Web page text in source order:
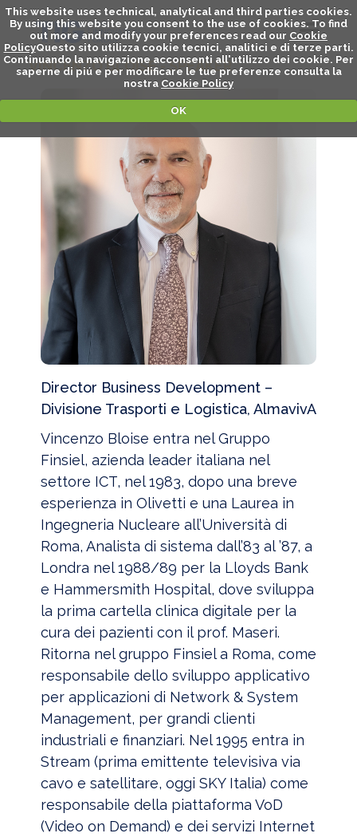
This website uses technical, analytical and third parties cookies.
By using this website you consent to the use of cookies. To find
out more and modify your preferences read our Cookie
PolicyQuesto sito utilizza cookie tecnici, analitici e di terze parti.
Continuando la navigazione acconsenti all'utilizzo dei cookie. Per
saperne di piú e per modificare le tue preferenze consulta la
nostra Cookie Policy
OK
VINCENZO BLOISE - SPEAKER
Director Business Development –
Divisione Trasporti e Logistica, AlmavivA
Vincenzo Bloise entra nel Gruppo
Finsiel, azienda leader italiana nel
settore ICT, nel 1983, dopo una breve
esperienza in Olivetti e una Laurea in
Ingegneria Nucleare all’Università di
Roma, Analista di sistema dall’83 al ’87, a
Londra nel 1988/89 per la Lloyds Bank
e Hammersmith Hospital, dove sviluppa
la prima cartella clinica digitale per la
cura dei pazienti con il prof. Maseri.
Ritorna nel gruppo Finsiel a Roma, come
responsabile dello sviluppo applicativo
per applicazioni di Network & System
Management, per grandi clienti
industriali e finanziari. Nel 1995 entra in
Stream (prima emittente televisiva via
cavo e satellitare, oggi SKY Italia) come
responsabile della piattaforma VoD
(Video on Demand) e dei servizi Internet